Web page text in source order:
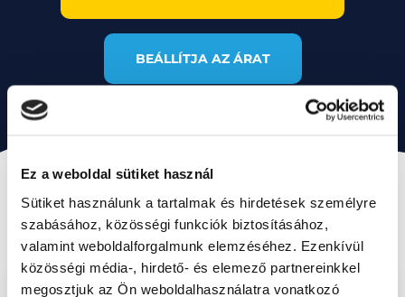
Ez a weboldal sütiket használ
Sütiket használunk a tartalmak és hirdetések személyre
szabásához, közösségi funkciók biztosításához,
valamint weboldalforgalmunk elemzéséhez. Ezenkívül
közösségi média-, hirdető- és elemező partnereinkkel
megosztjuk az Ön weboldalhasználatra vonatkozó
BEÁLLÍTJA AZ ÁRAT
EGY ÖSSZETETTEBB ELEMZÉS
ÉRDEKÉBEN JAVASOLJUK, HOGY
A FUNKCIÓT A KÖVETKEZŐKKEL
EGYÜTT TELEPÍTSE: